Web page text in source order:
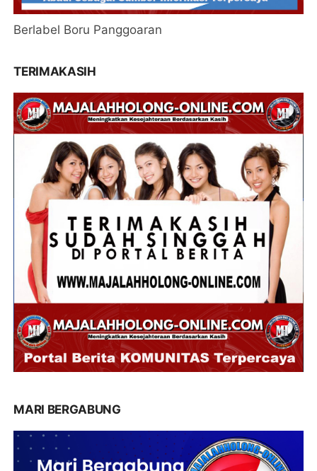
Berlabel Boru Panggoaran
TERIMAKASIH
MARI BERGABUNG